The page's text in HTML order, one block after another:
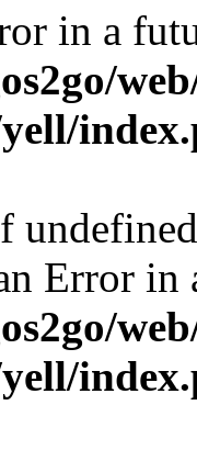
in a
Error in